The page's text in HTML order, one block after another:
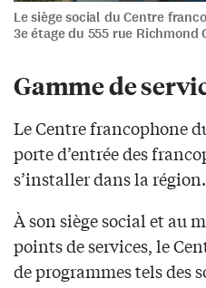
Le siège social du Centre
3e étage du 555 rue Richmond
Gamme de
Le Centre francophone
porte d’entrée des
s’installer dans la région.
À son siège social et au
points de services, le
de programmes tels des